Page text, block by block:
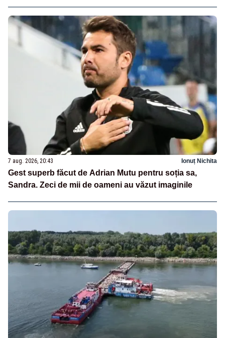
7 aug. 2026, 20:43 Ionuț Nichita
Gest superb făcut de Adrian Mutu pentru soția sa,
Sandra. Zeci de mii de oameni au văzut imaginile